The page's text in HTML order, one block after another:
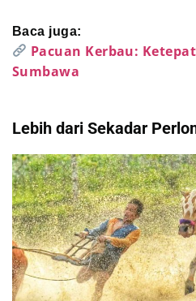
Baca juga:
Pacuan Kerbau:
Sumbawa
Lebih dari Sekadar